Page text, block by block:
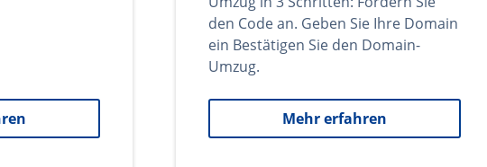
den Code an. Geben Sie Ihre Domain
ein Bestätigen Sie den Domain-
Umzug.
Mehr erfahren